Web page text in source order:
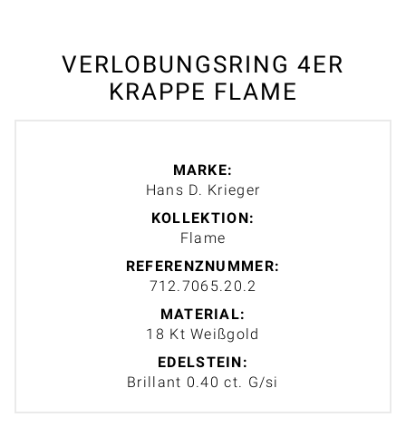
VERLOBUNGSRING 4ER
KRAPPE FLAME
MARKE:
Hans D. Krieger
KOLLEKTION:
Flame
REFERENZNUMMER:
712.7065.20.2
MATERIAL:
18 Kt Weißgold
EDELSTEIN:
Brillant 0.40 ct. G/si